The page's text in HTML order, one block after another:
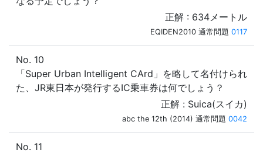
正解 : 634メートル
EQIDEN2010 通常問題 0117
No. 10
「Super Urban Intelligent CArd」を略して名付けられ
た、JR東日本が発行するIC乗車券は何でしょう？
正解 : Suica(スイカ)
abc the 12th (2014) 通常問題 0042
No. 11